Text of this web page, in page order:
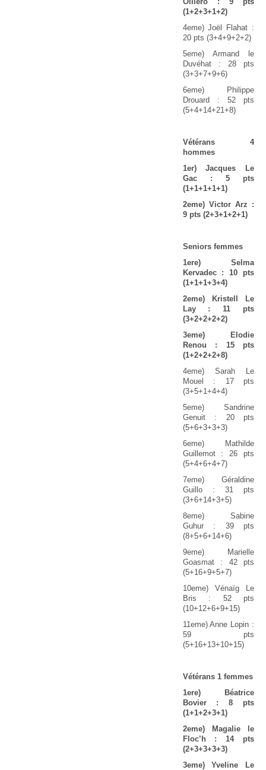
(1+2+3+1+2)
4eme) Joël Flahat :
20 pts (3+4+9+2+2)
5eme) Armand le
Duvéhat : 28 pts
(3+3+7+9+6)
6eme) Philippe
Drouard : 52 pts
(5+4+14+21+8)
Vétérans 4
hommes
1er) Jacques Le
Gac : 5 pts
(1+1+1+1+1)
2eme) Victor Arz :
9 pts (2+3+1+2+1)
Seniors femmes
1ere) Selma
Kervadec : 10 pts
(1+1+1+3+4)
2eme) Kristell Le
Lay : 11 pts
(3+2+2+2+2)
3eme) Elodie
Renou : 15 pts
(1+2+2+2+8)
4eme) Sarah Le
Mouel : 17 pts
(3+5+1+4+4)
5eme) Sandrine
Genuit : 20 pts
(5+6+3+3+3)
6eme) Mathilde
Guillemot : 26 pts
(5+4+6+4+7)
7eme) Géraldine
Guillo : 31 pts
(3+6+14+3+5)
8eme) Sabine
Guhur : 39 pts
(8+5+6+14+6)
9eme) Marielle
Goasmat : 42 pts
(5+16+9+5+7)
10eme) Vénaïg Le
Bris : 52 pts
(10+12+6+9+15)
11eme) Anne Lopin :
59 pts
(5+16+13+10+15)
Vétérans 1 femmes
1ere) Béatrice
Bovier : 8 pts
(1+1+2+3+1)
2eme) Magalie le
Floc’h : 14 pts
(2+3+3+3+3)
3eme) Yveline Le